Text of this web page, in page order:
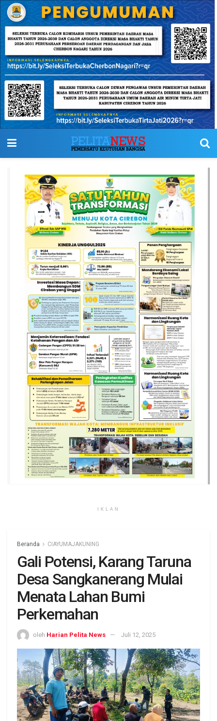
IKLAN
Beranda CIAYUMAJAKUNING
Gali Potensi, Karang Taruna
Desa Sangkanerang Mulai
Menata Lahan Bumi
Perkemahan
oleh Harian Pelita News Juli 12, 2025